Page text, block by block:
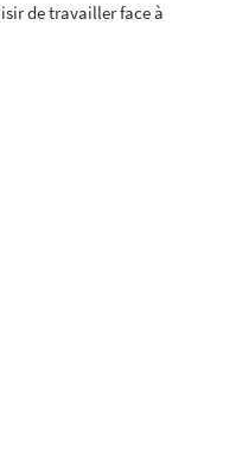
de travailler face à